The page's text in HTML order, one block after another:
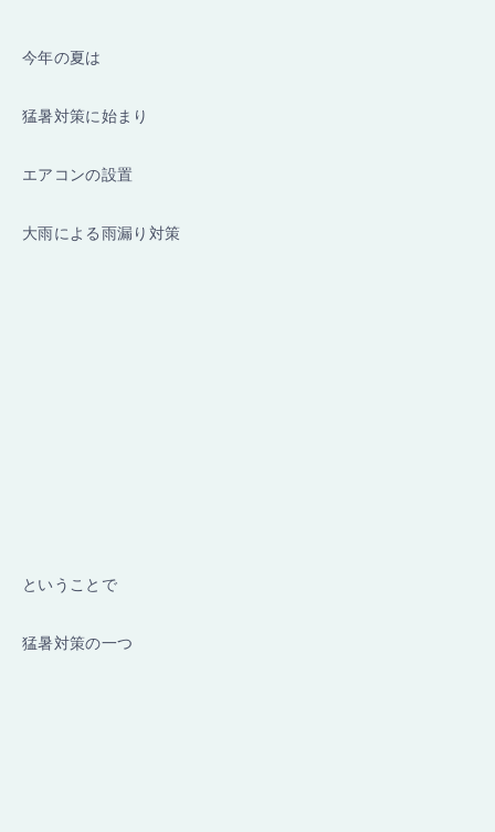
今年の夏は
猛暑対策に始まり
エアコンの設置
大雨による雨漏り対策
ということで
猛暑対策の一つ